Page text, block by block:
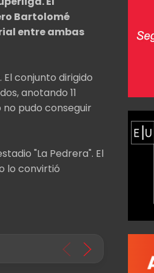
Bartolomé
entre ambas
conjunto dirigido
anotando 11
pudo conseguir
"La Pedrera". El
lo convirtió